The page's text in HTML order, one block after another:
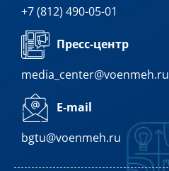
+7 (812) 490-05-01
Пресс-центр
media_center@voenmeh.ru
E-mail
bgtu@voenmeh.ru